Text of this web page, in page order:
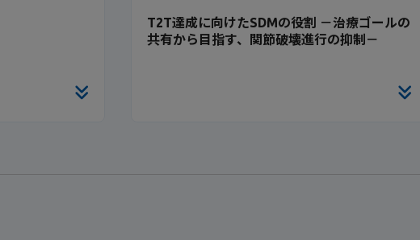
T2T達成に向けたSDMの役割 －治療ゴールの
共有から目指す、関節破壊進行の抑制－